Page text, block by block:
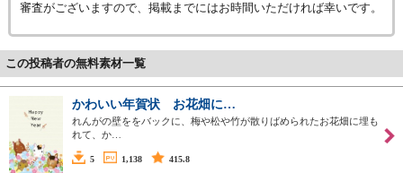
審査がございますので、掲載までにはお時間いただければ幸いです。
この投稿者の無料素材一覧
かわいい年賀状 お花畑に…
れんがの壁ををバックに、梅や松や竹が散りばめられたお花畑に埋も
れて、か…
5 1,138 415.8